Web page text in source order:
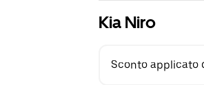
Kia Niro
Sconto applicato